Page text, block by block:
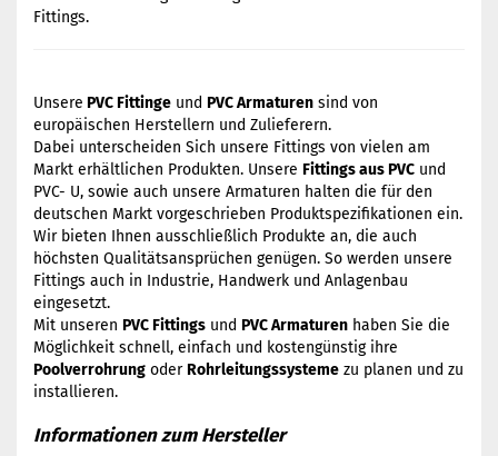
Fittings.
Unsere PVC Fittinge und PVC Armaturen sind von
europäischen Herstellern und Zulieferern.
Dabei unterscheiden Sich unsere Fittings von vielen am
Markt erhältlichen Produkten. Unsere Fittings aus PVC und
PVC- U, sowie auch unsere Armaturen halten die für den
deutschen Markt vorgeschrieben Produktspezifikationen ein.
Wir bieten Ihnen ausschließlich Produkte an, die auch
höchsten Qualitätsansprüchen genügen. So werden unsere
Fittings auch in Industrie, Handwerk und Anlagenbau
eingesetzt.
Mit unseren PVC Fittings und PVC Armaturen haben Sie die
Möglichkeit schnell, einfach und kostengünstig ihre
Poolverrohrung oderRohrleitungssysteme zu planen und zu
installieren.